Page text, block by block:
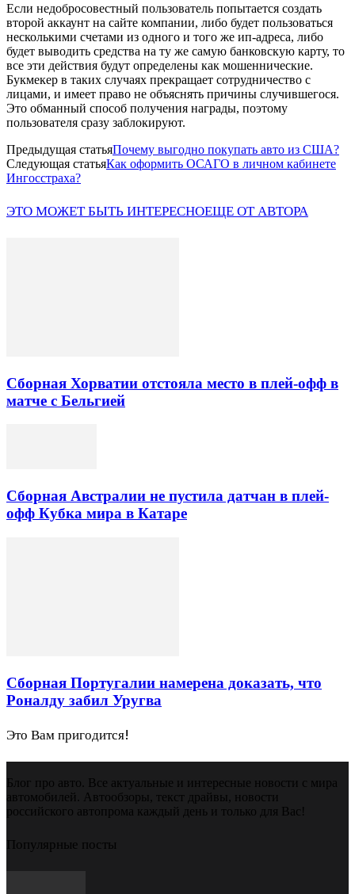
Если недобросовестный пользователь попытается создать
второй аккаунт на сайте компании, либо будет пользоваться
несколькими счетами из одного и того же ип-адреса, либо
будет выводить средства на ту же самую банковскую карту, то
все эти действия будут определены как мошеннические.
Букмекер в таких случаях прекращает сотрудничество с
лицами, и имеет право не объяснять причины случившегося.
Это обманный способ получения награды, поэтому
пользователя сразу заблокируют.
Предыдущая статьяПочему выгодно покупать авто из США?
Следующая статьяКак оформить ОСАГО в личном кабинете
Ингосстраха?
ЭТО МОЖЕТ БЫТЬ ИНТЕРЕСНОЕЩЕ ОТ АВТОРА
Сборная Хорватии отстояла место в плей-офф в
матче с Бельгией
Сборная Австралии не пустила датчан в плей-
офф Кубка мира в Катаре
Сборная Португалии намерена доказать, что
Роналду забил Уругва
Это Вам пригодится!
Блог про авто. Все актуальные и интересные новости с мира
автомобилей. Автообзоры, текст драйвы, новости
российского автопрома каждый день и только для Вас!
Популярные посты